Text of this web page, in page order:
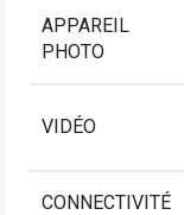
APPAREIL
PHOTO
VIDÉO
CONNECTIVITÉ